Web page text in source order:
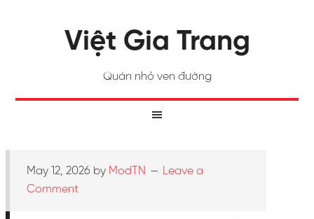
Việt Gia Trang
Quán nhỏ ven đường
May 12, 2026 by ModTN
Leave a
Comment